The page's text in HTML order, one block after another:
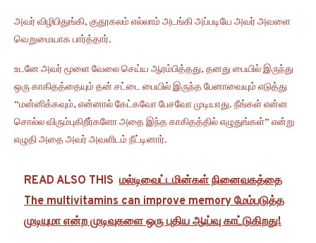
அவர் விழிபிதுங்கி, குதூகலம் எல்லாம் அடங்கி அப்படியே அவர் அவளை
வெறுமையாக பார்த்தார்.
உடனே அவர் மூளை வேலை செய்ய ஆரம்பித்தது, தனது பையில் இருந்து
ஒரு காகிதத்தையும் தன் சட்டை பையில் இருந்த பேனாவையும் எடுத்து
“மன்னிக்கவும், என்னால் கேட்கவோ பேசவோ முடியாது. நீங்கள் என்ன
சொல்ல விரும்புகிறீர்களோ அதை இந்த காகிதத்தில் எழுதுங்கள்” என்று
எழுதி அதை அவர் அவளிடம் நீட்டினார்.
READ ALSO THIS மல்டிவைட்டமின்கள் நினைவகத்தை
The multivitamins can improve memory மேம்படுத்த
முடியுமா என்ற முடிவுகளை ஒரு புதிய ஆய்வு காட்டுகிறது!